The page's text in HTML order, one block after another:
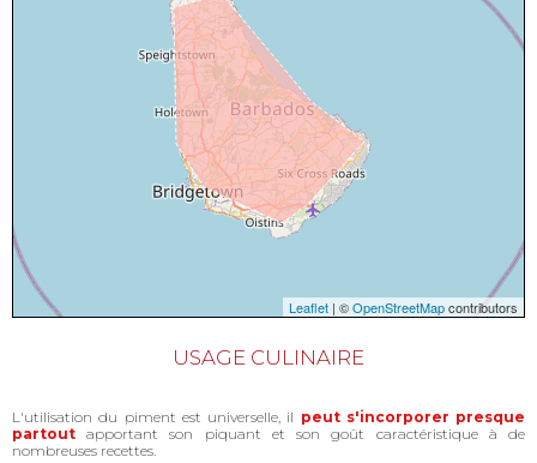
Leaflet | ©OpenStreetMapcontributors
USAGE CULINAIRE
L'utilisation du piment est universelle, il peut s'incorporer presque
partout apportant son piquant et son goût caractéristique à de
nombreuses recettes.